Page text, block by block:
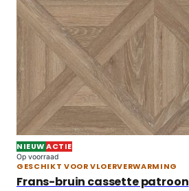
NIEUWACTIE
Op voorraad
GESCHIKT VOOR VLOERVERWARMING
Frans-bruin cassette patroon